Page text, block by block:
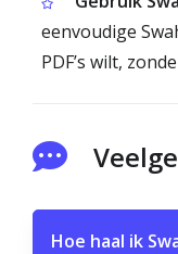
eenvoudige
PDF’s wilt,
Hoe haal ik